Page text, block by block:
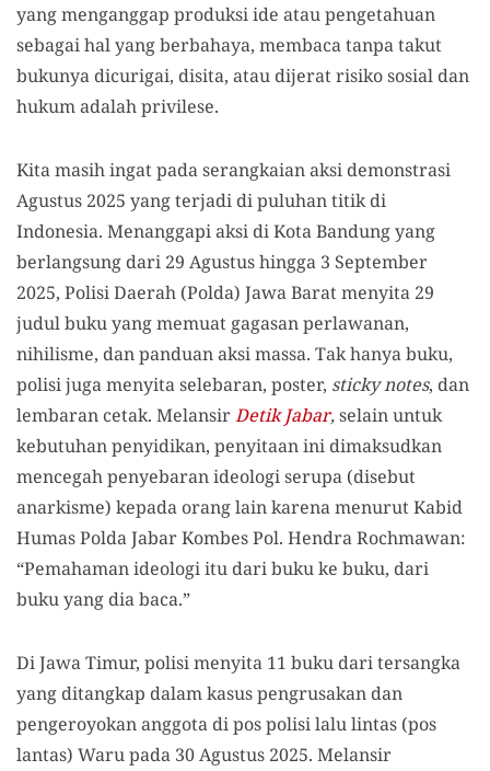
yang menganggap produksi ide atau pengetahuan
sebagai hal yang berbahaya, membaca tanpa takut
bukunya dicurigai, disita, atau dijerat risiko sosial dan
hukum adalah privilese.
Kita masih ingat pada serangkaian aksi demonstrasi
Agustus 2025 yang terjadi di puluhan titik di
Indonesia. Menanggapi aksi di Kota Bandung yang
berlangsung dari 29 Agustus hingga 3 September
2025, Polisi Daerah (Polda) Jawa Barat menyita 29
judul buku yang memuat gagasan perlawanan,
nihilisme, dan panduan aksi massa. Tak hanya buku,
polisi juga menyita selebaran, poster, sticky notes, dan
lembaran cetak. MelansirDetik Jabar,selain untuk
kebutuhan penyidikan, penyitaan ini dimaksudkan
mencegah penyebaran ideologi serupa (disebut
anarkisme) kepada orang lain karena menurut Kabid
Humas Polda Jabar Kombes Pol. Hendra Rochmawan:
“Pemahaman ideologi itu dari buku ke buku, dari
buku yang dia baca.”
Di Jawa Timur, polisi menyita 11 buku dari tersangka
yang ditangkap dalam kasus pengrusakan dan
pengeroyokan anggota di pos polisi lalu lintas (pos
lantas) Waru pada 30 Agustus 2025. Melansir